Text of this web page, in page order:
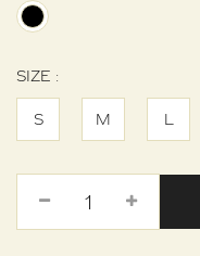
SIZE :
S M L